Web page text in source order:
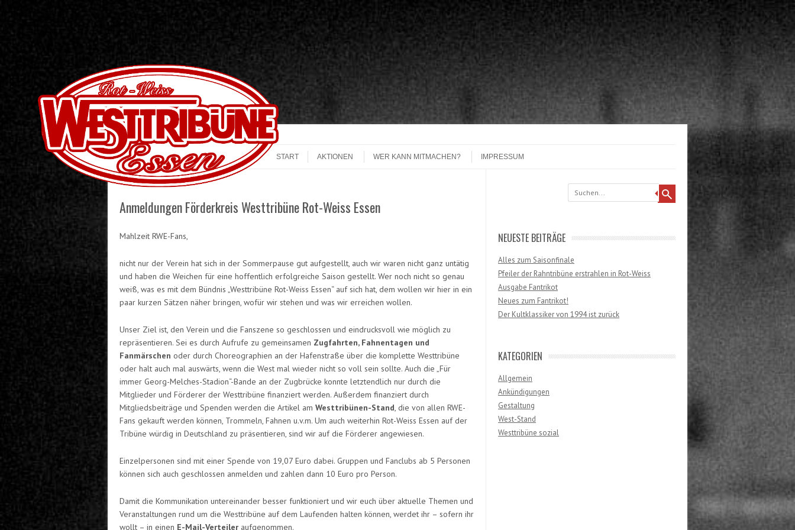
Menu
Skip to content
START
AKTIONEN WER KANN MITMACHEN? IMPRESSUM
Anmeldungen Förderkreis Westtribüne Rot-Weiss Essen
Mahlzeit RWE-Fans,
nicht nur der Verein hat sich in der Sommerpause gut aufgestellt, auch wir waren nicht ganz untätig
und haben die Weichen für eine hoffentlich erfolgreiche Saison gestellt. Wer noch nicht so genau
weiß, was es mit dem Bündnis „Westtribüne Rot-Weiss Essen“ auf sich hat, dem wollen wir hier in ein
paar kurzen Sätzen näher bringen, wofür wir stehen und was wir erreichen wollen.
Unser Ziel ist, den Verein und die Fanszene so geschlossen und eindrucksvoll wie möglich zu
repräsentieren. Sei es durch Aufrufe zu gemeinsamen Zugfahrten, Fahnentagen und
Fanmärschen oder durch Choreographien an der Hafenstraße über die komplette Westtribüne
oder halt auch mal auswärts, wenn die West mal wieder nicht so voll sein sollte. Auch die „Für
immer Georg-Melches-Stadion“-Bande an der Zugbrücke konnte letztendlich nur durch die
Mitglieder und Förderer der Westtribüne finanziert werden. Außerdem finanziert durch
Mitgliedsbeiträge und Spenden werden die Artikel am Westtribünen-Stand, die von allen RWE-
Fans gekauft werden können, Trommeln, Fahnen u.v.m. Um auch weiterhin Rot-Weiss Essen auf der
Tribüne würdig in Deutschland zu präsentieren, sind wir auf die Förderer angewiesen.
Einzelpersonen sind mit einer Spende von 19,07 Euro dabei. Gruppen und Fanclubs ab 5 Personen
können sich auch geschlossen anmelden und zahlen dann 10 Euro pro Person.
Damit die Kommunikation untereinander besser funktioniert und wir euch über aktuelle Themen und
Veranstaltungen rund um die Westtribüne auf dem Laufenden halten können, werdet ihr – sofern ihr
wollt – in einen E-Mail-Verteiler aufgenommen.
NEUESTE BEITRÄGE
Alles zum Saisonfinale
Pfeiler der Rahntribüne erstrahlen in Rot-Weiss
Ausgabe Fantrikot
Neues zum Fantrikot!
Der Kultklassiker von 1994 ist zurück
KATEGORIEN
Allgemein
Ankündigungen
Gestaltung
West-Stand
Westtribüne sozial